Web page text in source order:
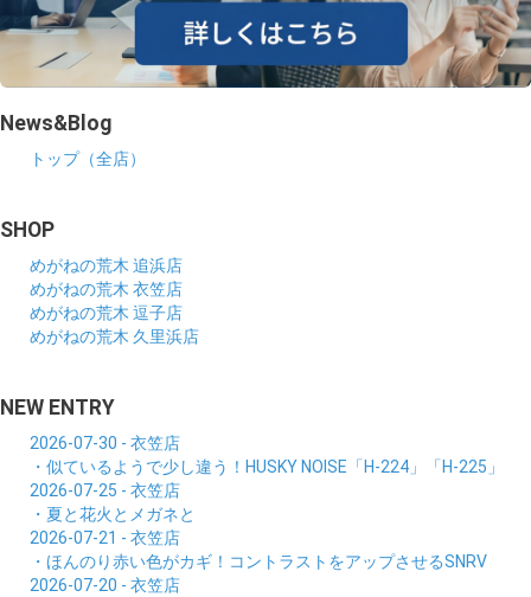
News&Blog
トップ（全店）
SHOP
めがねの荒木 追浜店
めがねの荒木 衣笠店
めがねの荒木 逗子店
めがねの荒木 久里浜店
NEW ENTRY
2026-07-30 - 衣笠店
・似ているようで少し違う！HUSKY NOISE「H-224」「H-225」
2026-07-25 - 衣笠店
・夏と花火とメガネと
2026-07-21 - 衣笠店
・ほんのり赤い色がカギ！コントラストをアップさせるSNRV
2026-07-20 - 衣笠店